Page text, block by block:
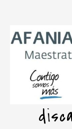
contenido